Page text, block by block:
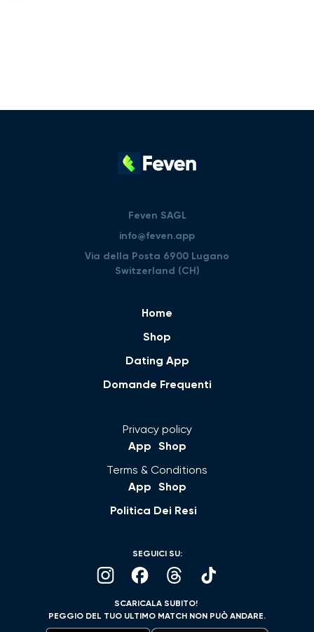
Feven SAGL
info@feven.app
Via della Posta 6900 Lugano
Switzerland (CH)
Home
Shop
Dating App
Domande Frequenti
Privacy policy
App Shop
Terms & Conditions
App Shop
Politica Dei Resi
SEGUICI SU:
SCARICALA SUBITO!
PEGGIO DEL TUO ULTIMO MATCH NON PUÒ ANDARE.